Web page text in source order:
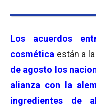
Los acuerdos
cosmética están a
de agosto los
alianza con la
ingredientes de